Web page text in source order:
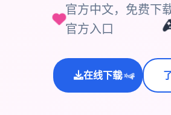
官方中文，免费下
官方入口
在线下载
✨⭐💫